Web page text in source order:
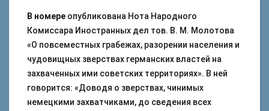
В номере опубликована Нота Народного
Комиссара Иностранных дел тов. В. М. Молотова
«О повсеместных грабежах, разорении населения и
чудовищных зверствах германских властей на
захваченных ими советских территориях». В ней
говорится: «Доводя о зверствах, чинимых
немецкими захватчиками, до сведения всех